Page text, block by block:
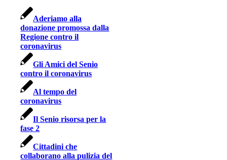
Aderiamo alla
donazione promossa dalla
Regione contro il
coronavirus
Gli Amici del Senio
contro il coronavirus
Al tempo del
coronavirus
Il Senio risorsa per la
fase 2
Cittadini che
collaborano alla pulizia del